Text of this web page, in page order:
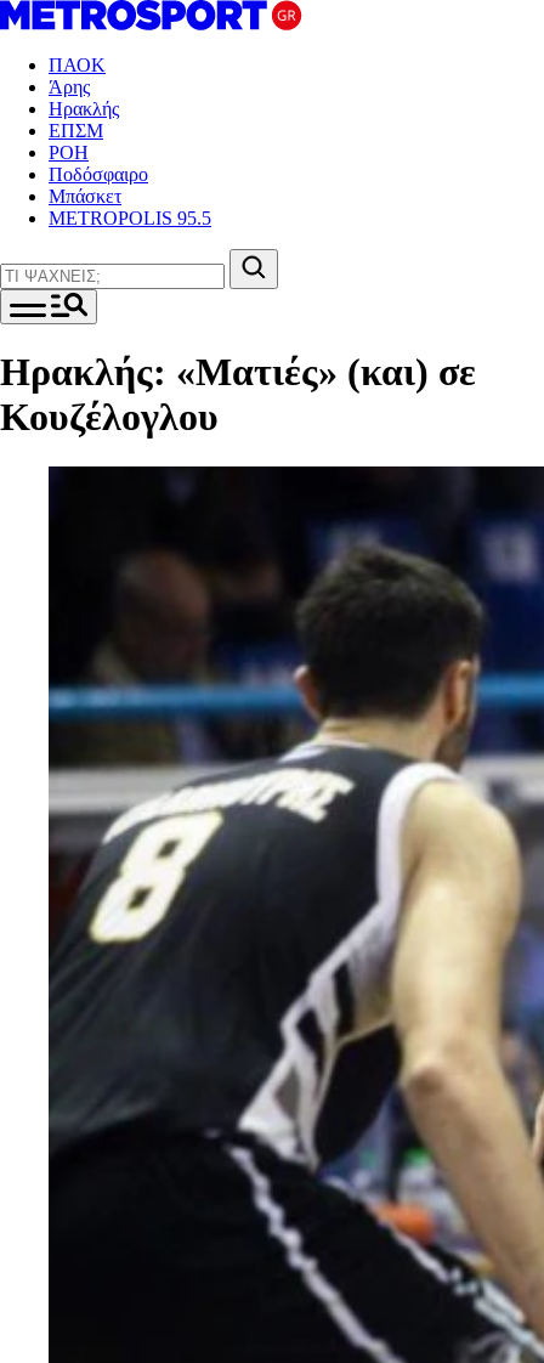
ΠΑΟΚ
Άρης
Ηρακλής
ΕΠΣΜ
ΡΟΗ
Ποδόσφαιρο
Μπάσκετ
METROPOLIS 95.5
Ηρακλής: «Ματιές» (και) σε
Κουζέλογλου